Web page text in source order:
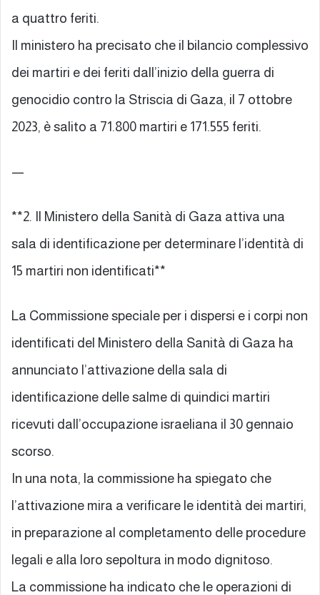
a quattro feriti.
Il ministero ha precisato che il bilancio complessivo
dei martiri e dei feriti dall’inizio della guerra di
genocidio contro la Striscia di Gaza, il 7 ottobre
2023, è salito a 71.800 martiri e 171.555 feriti.
—
**2. Il Ministero della Sanità di Gaza attiva una
sala di identificazione per determinare l’identità di
15 martiri non identificati**
La Commissione speciale per i dispersi e i corpi non
identificati del Ministero della Sanità di Gaza ha
annunciato l’attivazione della sala di
identificazione delle salme di quindici martiri
ricevuti dall’occupazione israeliana il 30 gennaio
scorso.
In una nota, la commissione ha spiegato che
l’attivazione mira a verificare le identità dei martiri,
in preparazione al completamento delle procedure
legali e alla loro sepoltura in modo dignitoso.
La commissione ha indicato che le operazioni di